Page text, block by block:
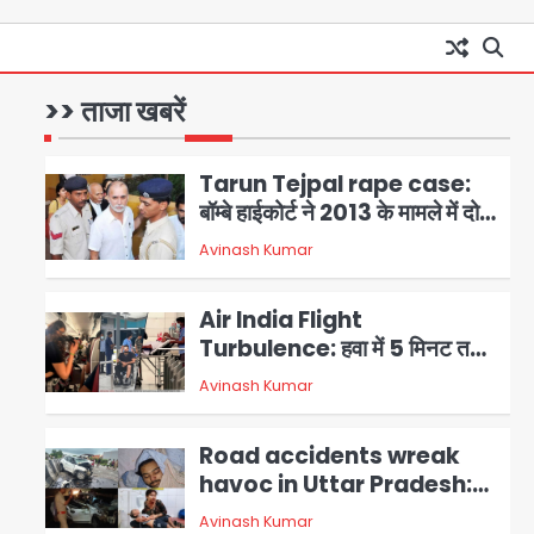
>> ताजा खबरें
1
Noida Sector-105: खूंखार
कुत्तों और बेपरवाह मालिकों की गुंडागर्दी
का करारा हमला, पुलिस-प्राधिकरण से
2
Tarun Tejpal rape case:
बॉम्बे हाईकोर्ट ने 2013 के मामले में दोषी
करार दिया, 10 साल की सजा सुनाई
Avinash Kumar
3
Air India Flight
Turbulence: हवा में 5 मिनट तक
कांपी फ्लाइट, क्रू मेंबर्स को रीढ़ की
हड्डी में गंभीर चोट; नागरिक उड्डयन
Avinash Kumar
4
Road accidents wreak
havoc in Uttar Pradesh:
अतीक अहमद के बेटे अबान की मौत,
Avinash Kumar